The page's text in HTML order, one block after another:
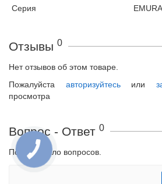
Серия
EMURA
Отзывы 0
Нет отзывов об этом товаре.
Пожалуйста авторизуйтесьили
просмотра
Вопрос - Ответ 0
Пока не было вопросов.